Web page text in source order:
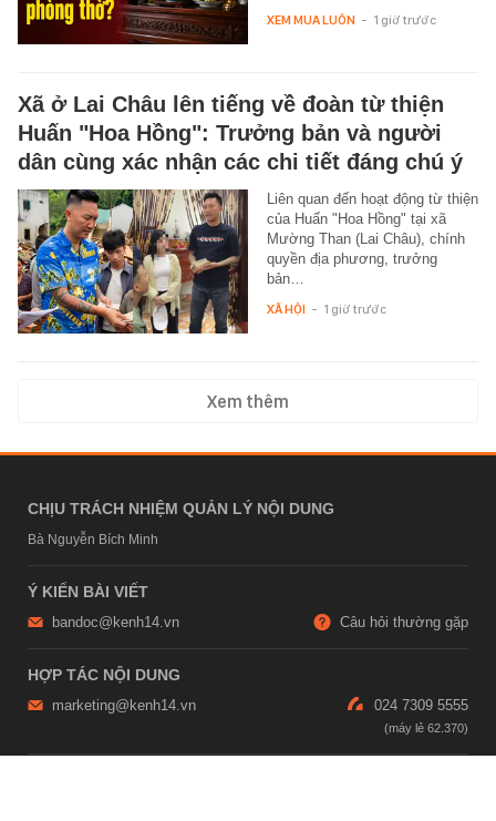
XEM MUA LUÔN - 1 giờ trước
Xã ở Lai Châu lên tiếng về đoàn từ thiện
Huấn "Hoa Hồng": Trưởng bản và người
dân cùng xác nhận các chi tiết đáng chú ý
Liên quan đến hoạt động từ thiện
của Huấn "Hoa Hồng" tại xã
Mường Than (Lai Châu), chính
quyền địa phương, trưởng
bản…
XÃ HỘI - 1 giờ trước
Xem thêm
CHỊU TRÁCH NHIỆM QUẢN LÝ NỘI DUNG
Bà Nguyễn Bích Minh
Ý KIẾN BÀI VIẾT
bandoc@kenh14.vn Câu hỏi thường gặp
HỢP TÁC NỘI DUNG
marketing@kenh14.vn 024 7309 5555